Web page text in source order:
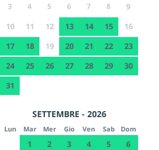
3
4 5 6 7 8
9
10
11 12 13 14 15
16
17
18 19 20 21 22
23
24
25 26 27 28 29
30
31
SETTEMBRE - 2026
Lun Mar Mer Gio Ven Sab Dom
1 2 3 4 5
6